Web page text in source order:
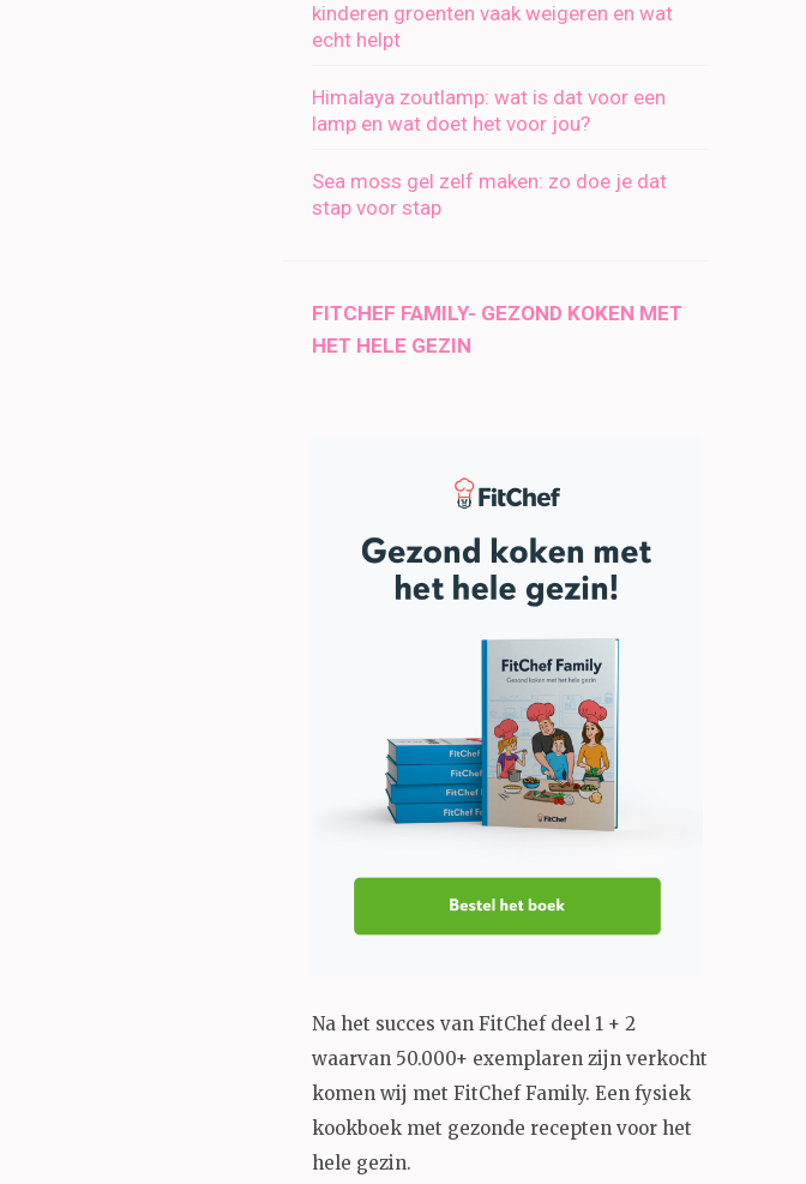
kinderen groenten vaak weigeren en wat
echt helpt
Himalaya zoutlamp: wat is dat voor een
lamp en wat doet het voor jou?
Sea moss gel zelf maken: zo doe je dat
stap voor stap
FITCHEF FAMILY- GEZOND KOKEN MET
HET HELE GEZIN
Na het succes van FitChef deel 1 + 2
waarvan 50.000+ exemplaren zijn verkocht
komen wij met FitChef Family. Een fysiek
kookboek met gezonde recepten voor het
hele gezin.